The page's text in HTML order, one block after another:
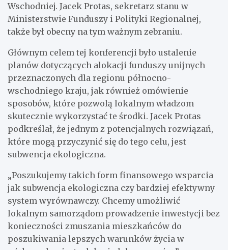
Wschodniej. Jacek Protas, sekretarz stanu w
Ministerstwie Funduszy i Polityki Regionalnej,
także był obecny na tym ważnym zebraniu.
Głównym celem tej konferencji było ustalenie
planów dotyczących alokacji funduszy unijnych
przeznaczonych dla regionu północno-
wschodniego kraju, jak również omówienie
sposobów, które pozwolą lokalnym władzom
skutecznie wykorzystać te środki. Jacek Protas
podkreślał, że jednym z potencjalnych rozwiązań,
które mogą przyczynić się do tego celu, jest
subwencja ekologiczna.
„Poszukujemy takich form finansowego wsparcia
jak subwencja ekologiczna czy bardziej efektywny
system wyrównawczy. Chcemy umożliwić
lokalnym samorządom prowadzenie inwestycji bez
konieczności zmuszania mieszkańców do
poszukiwania lepszych warunków życia w